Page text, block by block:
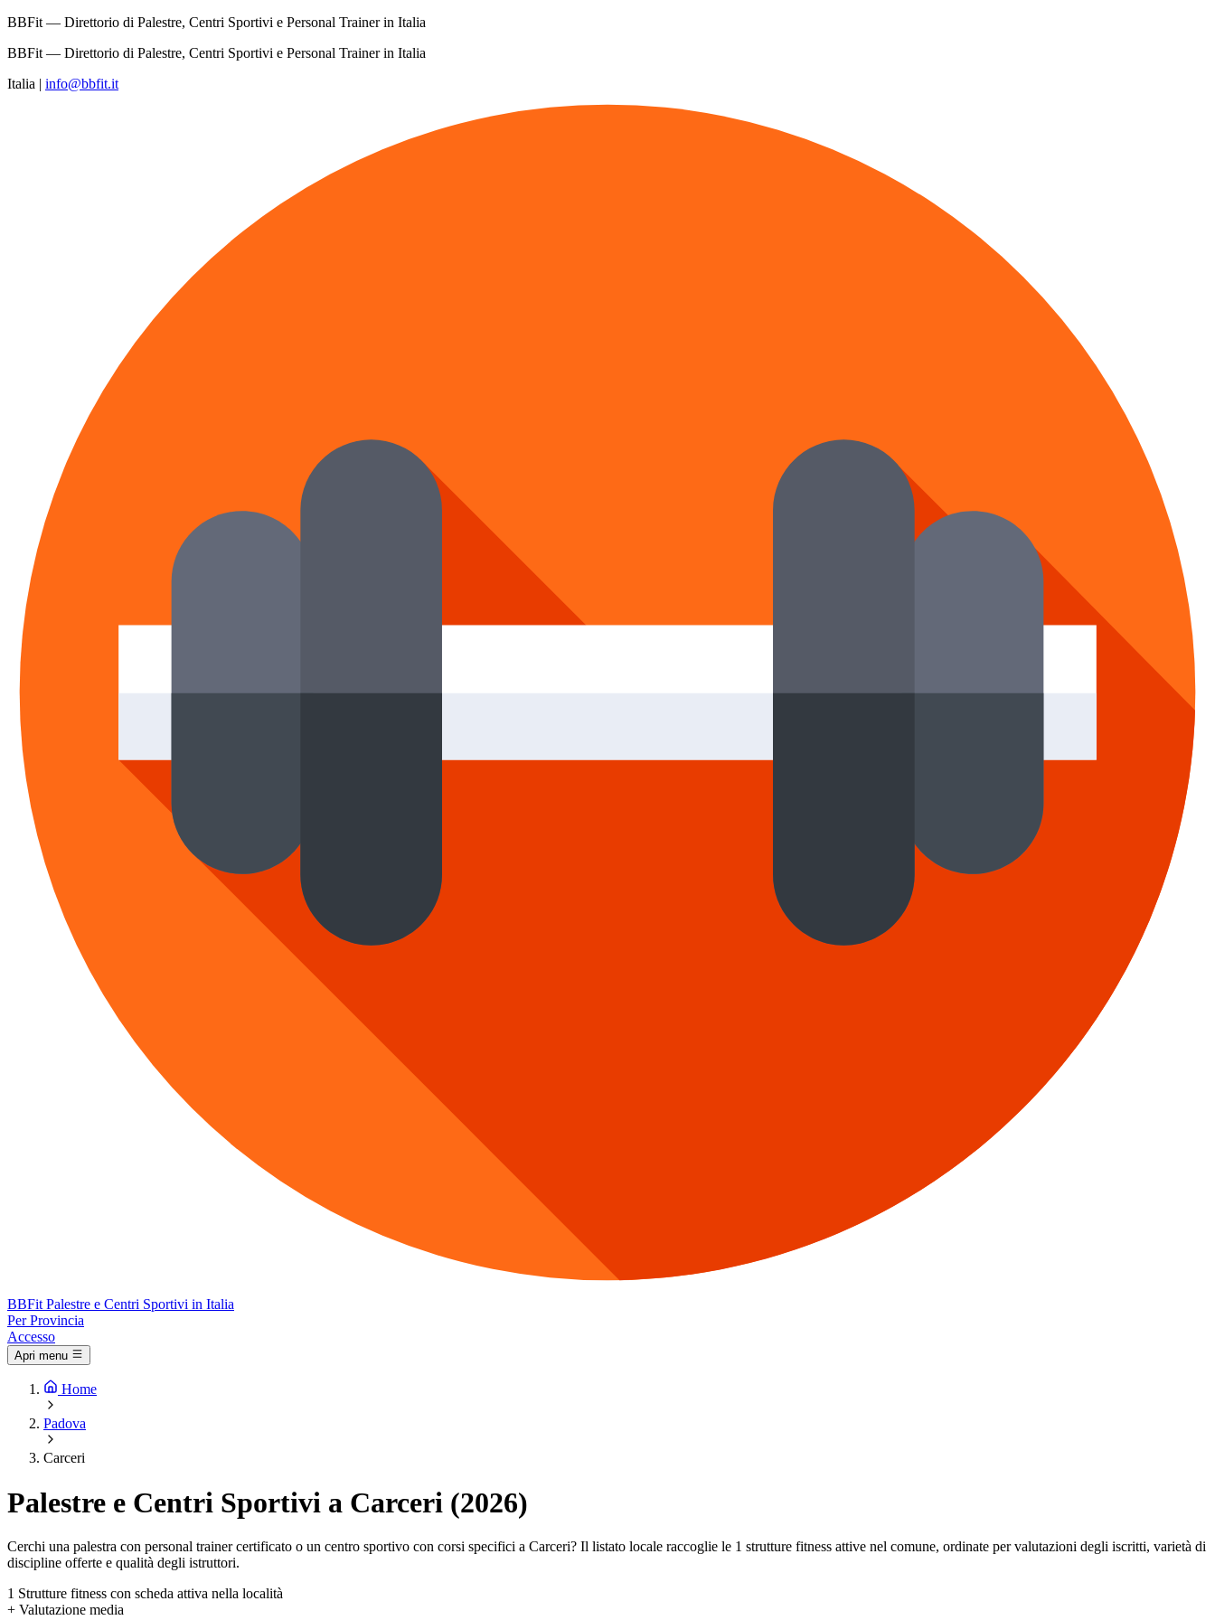
BBFit — Direttorio di Palestre, Centri Sportivi e Personal Trainer in Italia
BBFit — Direttorio di Palestre, Centri Sportivi e Personal Trainer in Italia
Italia | info@bbfit.it
BBFit Palestre e Centri Sportivi in Italia
Per Provincia
Accesso
Apri menu
Home
Padova
Carceri
Palestre e Centri Sportivi a Carceri (2026)
Cerchi una palestra con personal trainer certificato o un centro sportivo con corsi specifici a Carceri? Il listato locale raccoglie le 1 strutture fitness attive nel comune, ordinate per valutazioni degli iscritti, varietà di
discipline offerte e qualità degli istruttori.
1 Strutture fitness con scheda attiva nella località
+ Valutazione media